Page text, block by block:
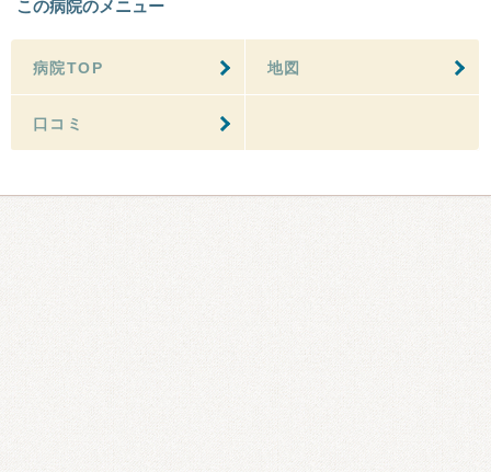
この病院のメニュー
病院TOP 地図
口コミ